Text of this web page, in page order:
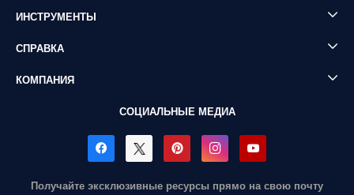
ИНСТРУМЕНТЫ
СПРАВКА
КОМПАНИЯ
СОЦИАЛЬНЫЕ МЕДИА
Получайте эксклюзивные ресурсы прямо на свою почту